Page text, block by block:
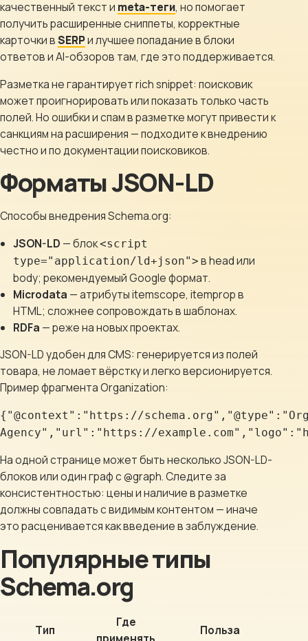
Выберите
город
8 (499) 11-33-654
качественный текст и meta-теги, но помогает
получить расширенные сниппеты, корректные
карточки вSERPи лучшее попадание в блоки
ответов и AI-обзоров там, где это поддерживается.
Разметка не гарантирует rich snippet: поисковик
может проигнорировать или показать только часть
полей. Но ошибки и спам в разметке могут привести к
санкциям на расширения — подходите к внедрению
честно и по документации поисковиков.
Форматы JSON-LD
Способы внедрения Schema.org:
JSON-LD — блок<script
type="application/ld+json"> в head или
body; рекомендуемый Google формат.
Microdata — атрибуты itemscope, itemprop в
HTML; сложнее сопровождать в шаблонах.
RDFa — реже на новых проектах.
JSON-LD удобен для CMS: генерируется из полей
товара, не ломает вёрстку и легко версионируется.
Пример фрагмента Organization:
{"@context":"https://
Agency","url":"https://
На одной странице может быть несколько JSON-LD-
блоков или один граф с @graph. Следите за
консистентностью: цены и наличие в разметке
должны совпадать с видимым контентом — иначе
это расценивается как введение в заблуждение.
Популярные типы
Schema.org
Тип
Где
применять
Польза